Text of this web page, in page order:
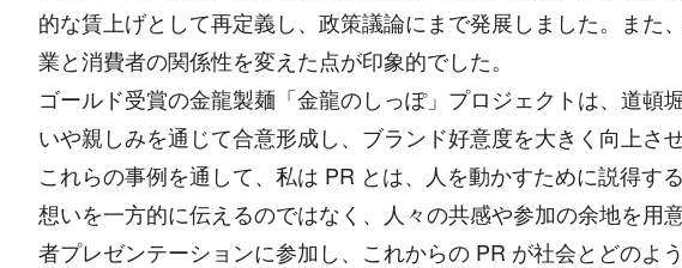
的な賃上げとして再定義し、政策議論にまで発展しました。ま
業と消費者の関係性を変えた点が印象的でした。
ゴールド受賞の金龍製麺「金龍のしっぽ」プロジェクトは、道
いや親しみを通じて合意形成し、ブランド好意度を大きく向上させ
これらの事例を通して、私は PR とは、人を動かすために説得
想いを一方的に伝えるのではなく、人々の共感や参加の余地を
者プレゼンテーションに参加し、これからの PR が社会とどの